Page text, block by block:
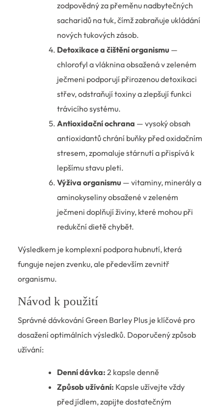
zodpovědný za přeměnu nadbytečných
sacharidů na tuk, čímž zabraňuje ukládání
nových tukových zásob.
Detoxikace a čištění organismu —
chlorofyl a vláknina obsažená v zeleném
ječmeni podporují přirozenou detoxikaci
střev, odstraňují toxiny a zlepšují funkci
trávicího systému.
Antioxidační ochrana — vysoký obsah
antioxidantů chrání buňky před oxidačním
stresem, zpomaluje stárnutí a přispívá k
lepšímu stavu pleti.
Výživa organismu — vitaminy, minerály a
aminokyseliny obsažené v zeleném
ječmeni doplňují živiny, které mohou při
redukční dietě chybět.
Výsledkem je komplexní podpora hubnutí, která
funguje nejen zvenku, ale především zevnitř
organismu.
Návod k použití
Správné dávkování Green Barley Plus je klíčové pro
dosažení optimálních výsledků. Doporučený způsob
užívání:
Denní dávka: 2 kapsle denně
Způsob užívání: Kapsle užívejte vždy
před jídlem, zapijte dostatečným